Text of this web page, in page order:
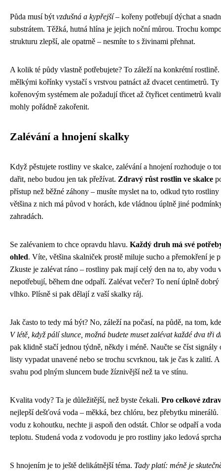
Půda musí být vzdušná a kypřejší– kořeny potřebují dýchat a
substrátem. Těžká, hutná hlína je jejich noční můrou. Trochu
strukturu zlepší, ale opatrně – nesmíte to s živinami přehnat.
A kolik té půdy vlastně potřebujete? To záleží na konkrétní
mělkými kořínky vystačí s vrstvou patnáct až dvacet centimetrů.
kořenovým systémem ale požadují třicet až čtyřicet centimetrů
mohly pořádně zakořenit.
Zalévání a hnojení skalky
Když pěstujete rostliny ve skalce, zalévání a hnojení rozhoduje o
dařit, nebo budou jen tak přežívat. Zdravý růst rostlin ve skalce
přístup než běžné záhony – musíte myslet na to, odkud tyto
většina z nich má původ v horách, kde vládnou úplně jiné
zahradách.
Se zalévaniem to chce opravdu hlavu. Každý druh má své
ohled. Víte, většina skalniček prostě miluje sucho a přemokření je
Zkuste je zalévat ráno – rostliny pak mají celý den na to, aby vodu
nepotřebují, během dne odpaří. Zalévat večer? To není úplně
vlhko. Plísně si pak dělají z vaší skalky ráj.
Jak často to tedy má být? No, záleží na počasí, na půdě, na tom,
V létě, když pálí slunce, možná budete muset zalévat každé dva tři
pak klidně stačí jednou týdně, někdy i méně. Naučte se číst
listy vypadat unavené nebo se trochu scvrknou, tak je čas k zalití.
svahu pod plným sluncem bude žíznivější než ta ve stínu.
Kvalita vody? Ta je důležitější, než byste čekali. Pro celkové
nejlepší dešťová voda – měkká, bez chlóru, bez přebytku
vodu z kohoutku, nechte ji aspoň den odstát. Chlor se odpaří a
teplotu. Studená voda z vodovodu je pro rostliny jako ledová
S hnojením je to ještě delikátnější téma. Tady platí: méně je